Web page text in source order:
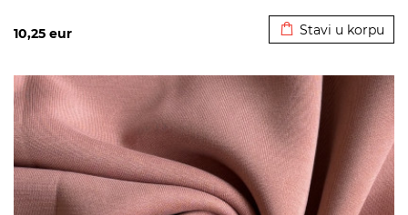
10,25 eur Stavi u korpu